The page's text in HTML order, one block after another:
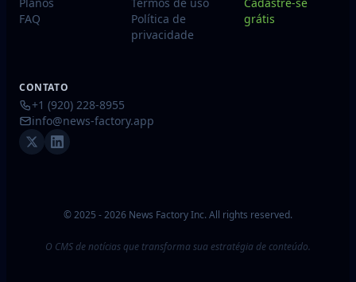
FAQ
Política de
privacidade
grátis
CONTATO
+1 (920) 228-8955
info@news-factory.app
© 2025 - 2026 News Factory Inc. All rights reserved.
O CMS de notícias que transforma sua estratégia de conteúdo.